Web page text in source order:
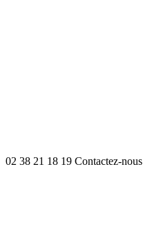
02 38 21 18 19 Contactez-nous